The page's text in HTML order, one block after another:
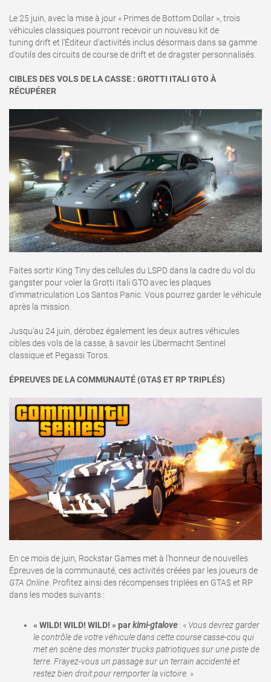
Le 25 juin, avec la mise à jour « Primes de Bottom Dollar », trois
véhicules classiques pourront recevoir un nouveau kit de
tuning drift et l'Éditeur d'activités inclus désormais dans sa gamme
d'outils des circuits de course de drift et de dragster personnalisés.
CIBLES DES VOLS DE LA CASSE : GROTTI ITALI GTO À
RÉCUPÉRER
Faites sortir King Tiny des cellules du LSPD dans la cadre du vol du
gangster pour voler la Grotti Itali GTO avec les plaques
d'immatriculation Los Santos Panic. Vous pourrez garder le véhicule
après la mission.
Jusqu'au 24 juin, dérobez également les deux autres véhicules
cibles des vols de la casse, à savoir les Übermacht Sentinel
classique et Pegassi Toros.
ÉPREUVES DE LA COMMUNAUTÉ (GTA$ ET RP TRIPLÉS)
En ce mois de juin, Rockstar Games met à l'honneur de nouvelles
Épreuves de la communauté, ces activités créées par les joueurs de
GTA Online . Profitez ainsi des récompenses triplées en GTA$ et RP
dans les modes suivants :
« WILD! WILD! WILD! » parkimi-gtalove : « Vous devrez garder
le contrôle de votre véhicule dans cette course casse-cou qui
met en scène des monster trucks patriotiques sur une piste de
terre. Frayez-vous un passage sur un terrain accidenté et
restez bien droit pour remporter la victoire. »